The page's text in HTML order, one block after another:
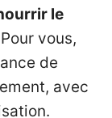
le
vous,
de
avec